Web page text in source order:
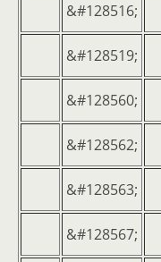
&#128516;
&#128519;
&#128560;
&#128562;
&#128563;
&#128567;